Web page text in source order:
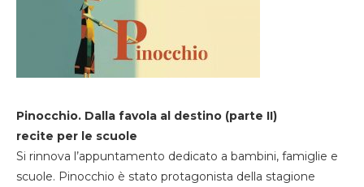
Pinocchio. Dalla favola al destino (parte II)
recite per le scuole
Si rinnova l’appuntamento dedicato a bambini, famiglie e
scuole. Pinocchio è stato protagonista della stagione